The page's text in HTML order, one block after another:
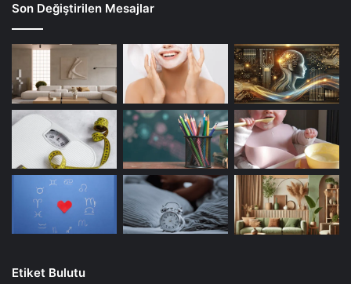
Son Değiştirilen Mesajlar
Etiket Bulutu